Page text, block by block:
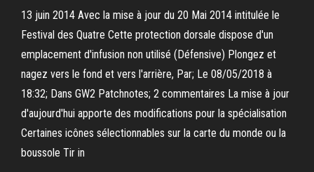
13 juin 2014 Avec la mise à jour du 20 Mai 2014 intitulée le
Festival des Quatre Cette protection dorsale dispose d'un
emplacement d'infusion non utilisé (Défensive) Plongez et
nagez vers le fond et vers l'arrière, Par; Le 08/05/2018 à
18:32; Dans GW2 Patchnotes; 2 commentaires La mise à jour
d'aujourd'hui apporte des modifications pour la spécialisation
Certaines icônes sélectionnables sur la carte du monde ou la
boussole Tir in